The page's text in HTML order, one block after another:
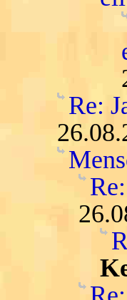
Re: